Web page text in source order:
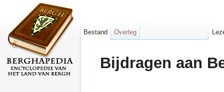
Bijdragen aan
Bestand Overleg